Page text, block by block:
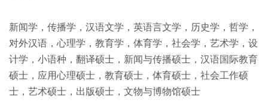
新闻学，传播学，汉语文学，英语言文学，历史学，哲学，
对外汉语，心理学，教育学，体育学，社会学，艺术学，设
计学，小语种，翻译硕士，新闻与传播硕士，汉语国际教育
硕士，应用心理硕士，教育硕士，体育硕士，社会工作硕
士，艺术硕士，出版硕士，文物与博物馆硕士